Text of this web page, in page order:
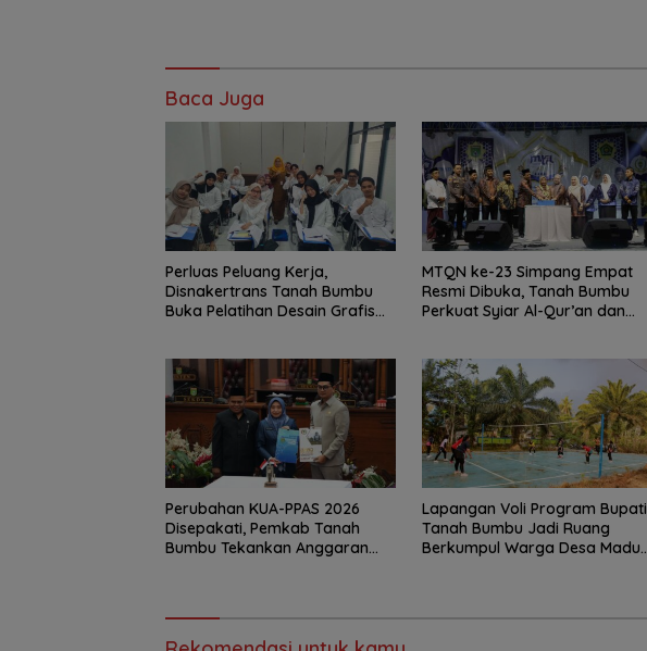
Baca Juga
Perluas Peluang Kerja,
Disnakertrans Tanah Bumbu
Buka Pelatihan Desain Grafis
MTQN ke-23 Simpang Empat
Resmi Dibuka, Tanah Bumbu
Perkuat Syiar Al-Qur’an dan
Perubahan KUA-PPAS 2026
Disepakati, Pemkab Tanah
Bumbu Tekankan Anggaran
Lapangan Voli Program Bupati
Tanah Bumbu Jadi Ruang
Berkumpul Warga Desa Madu